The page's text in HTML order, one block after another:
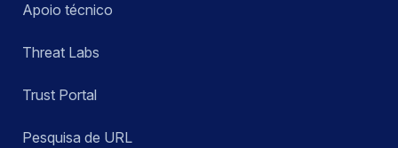
Apoio técnico
Threat Labs
Trust Portal
Pesquisa de URL